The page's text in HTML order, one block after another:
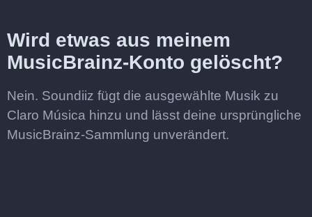
Wird etwas aus meinem
MusicBrainz-Konto gelöscht?
Nein. Soundiiz fügt die ausgewählte Musik zu
Claro Música hinzu und lässt deine ursprüngliche
MusicBrainz-Sammlung unverändert.